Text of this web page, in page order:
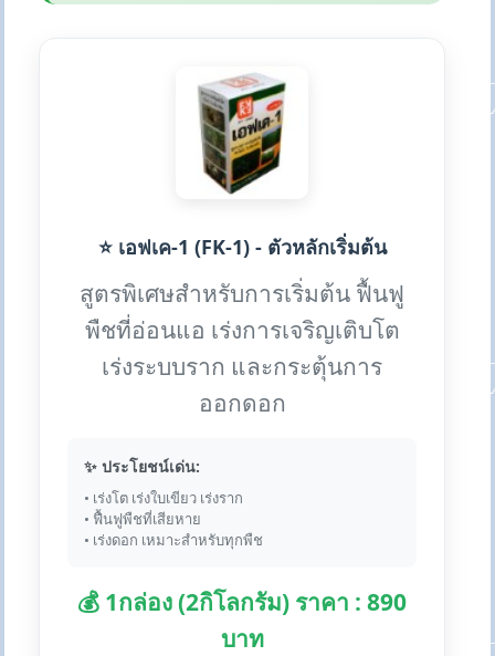
⭐ เอฟเค-1 (FK-1) - ตัวหลักเริ่มต้น
สูตรพิเศษสำหรับการเริ่มต้น ฟื้นฟู
พืชที่อ่อนแอ เร่งการเจริญเติบโต
เร่งระบบราก และกระตุ้นการ
ออกดอก
✨ ประโยชน์เด่น:
• เร่งโต เร่งใบเขียว เร่งราก
• ฟื้นฟูพืชที่เสียหาย
• เร่งดอก เหมาะสำหรับทุกพืช
💰 1กล่อง (2กิโลกรัม) ราคา : 890
บาท